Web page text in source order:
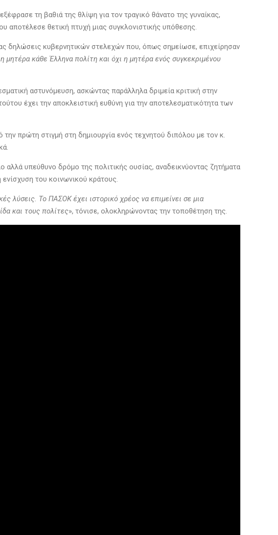
τη βαθιά της θλίψη για τον τραγικό θάνατο της γυναίκας,
αποτέλεσε θετική πτυχή μιας συγκλονιστικής υπόθεσης.
δηλώσεις κυβερνητικών στελεχών που, όπως σημείωσε, επιχείρησαν
μητέρα κάθε Έλληνα πολίτη και όχι η μητέρα ενός συγκεκριμένου
αστυνόμευση, ασκώντας παράλληλα δριμεία κριτική στην
έχει την αποκλειστική ευθύνη για την αποτελεσματικότητα των
πρώτη στιγμή στη δημιουργία ενός τεχνητού διπόλου με τον κ.
υπεύθυνο δρόμο της πολιτικής ουσίας, αναδεικνύοντας ζητήματα
του κοινωνικού κράτους.
λύσεις. Το ΠΑΣΟΚ έχει ιστορικό χρέος να επιμείνει σε μια
και τους πολίτες», τόνισε, ολοκληρώνοντας την τοποθέτηση της.